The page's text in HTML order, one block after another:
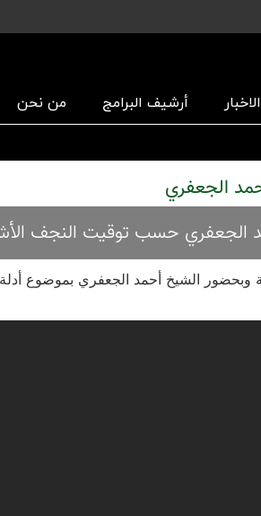
الاخبار أرشیف البرامج من نحن